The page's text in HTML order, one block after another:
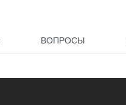
ВОПРОСЫ